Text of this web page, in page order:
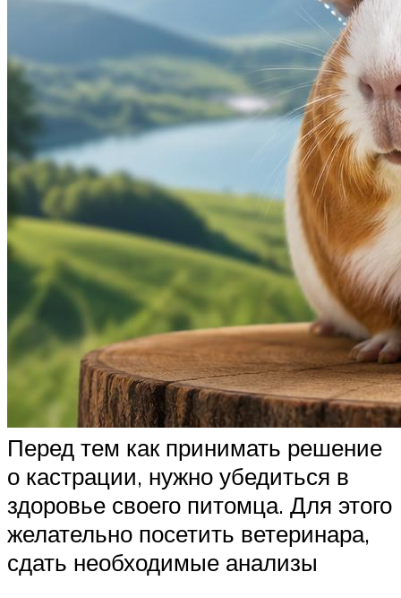
Перед тем как принимать решение
о кастрации, нужно убедиться в
здоровье своего питомца. Для этого
желательно посетить ветеринара,
сдать необходимые анализы